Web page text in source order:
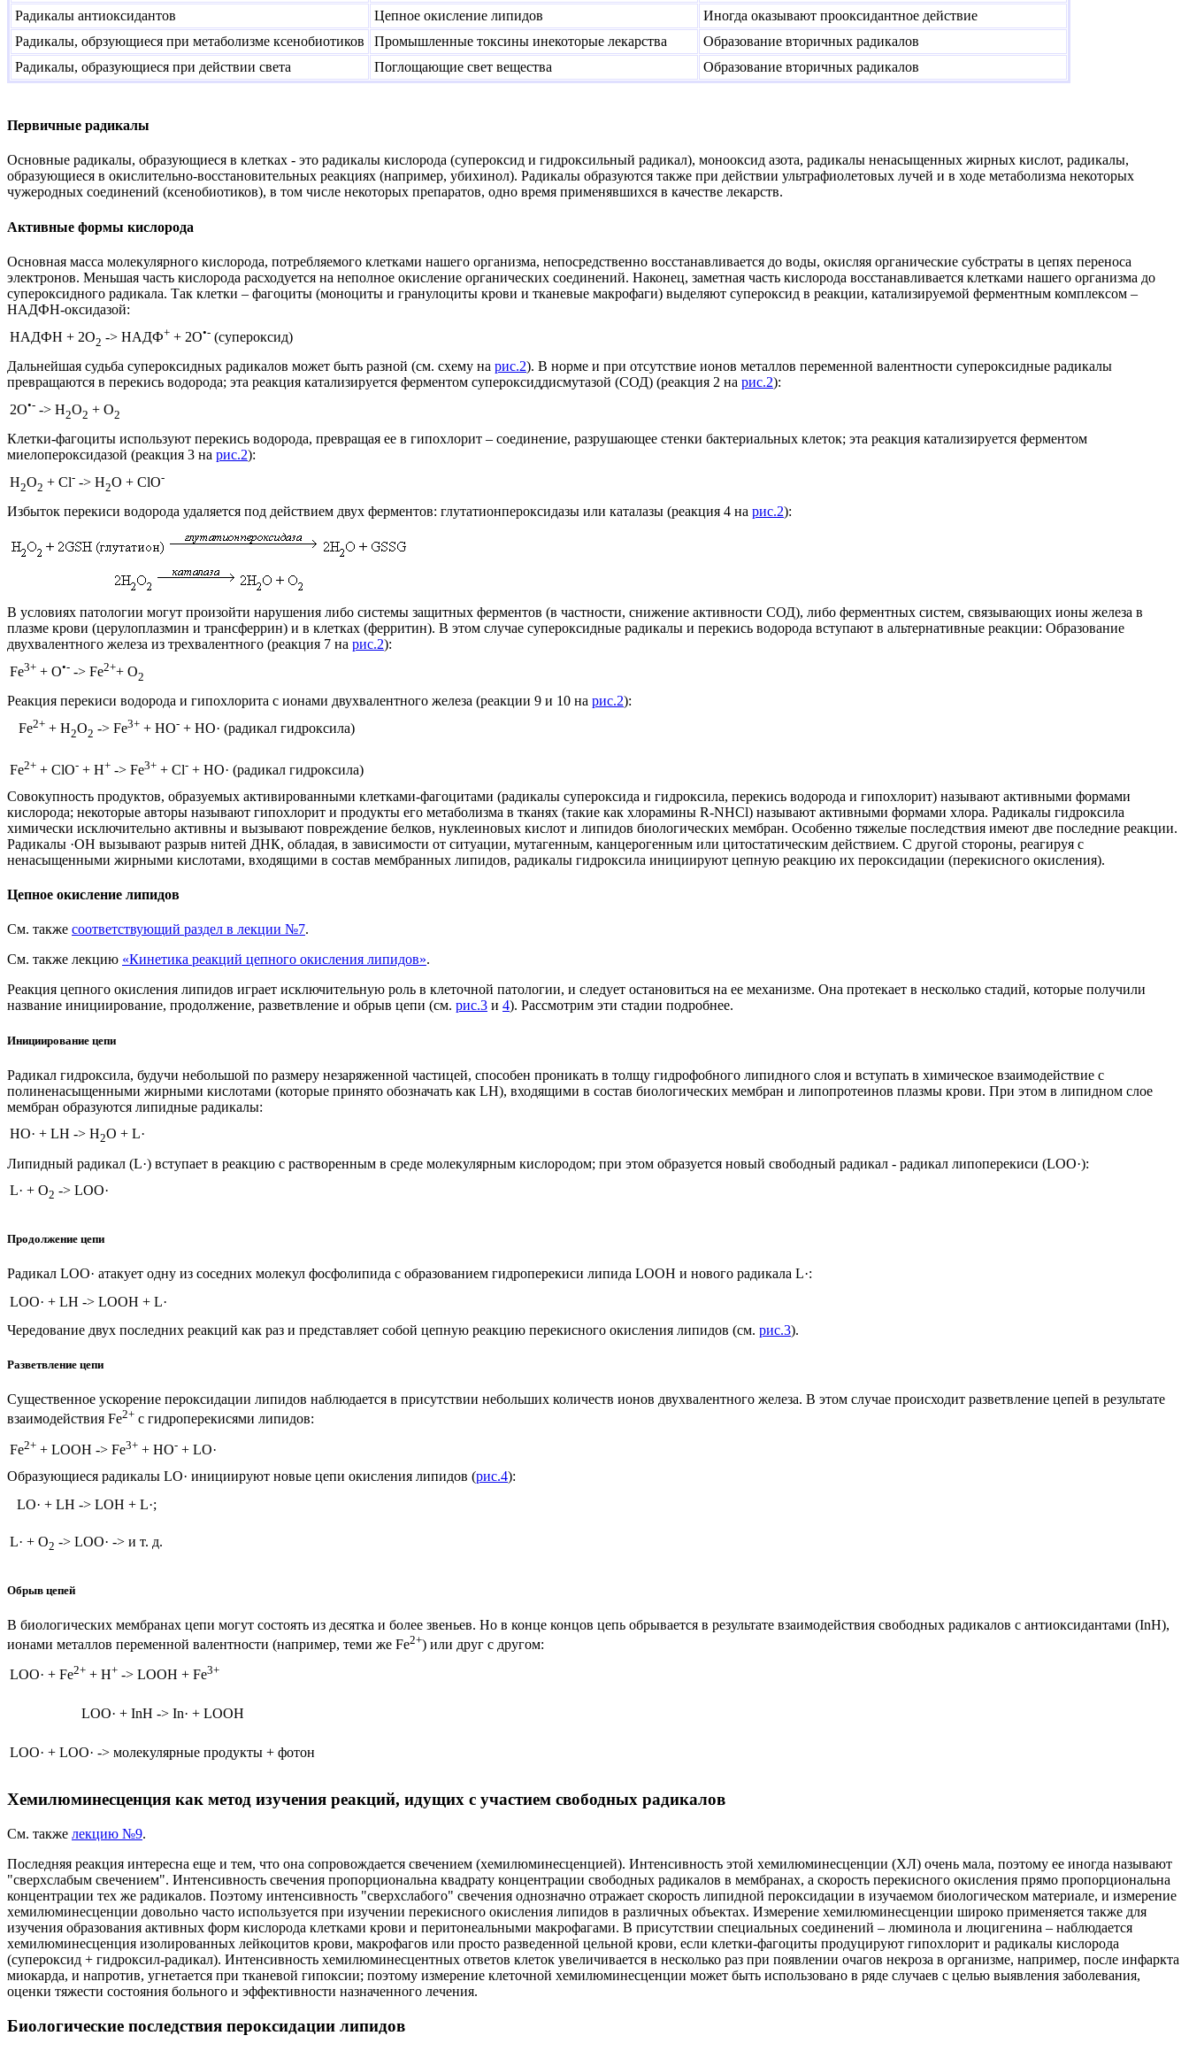
Радикалы антиоксидантов
Цепное окисление липидов
Иногда оказывают прооксидантное действие
Радикалы, обрзующиеся при метаболизме ксенобиотиков
Промышленные токсины инекоторые лекарства
Образование вторичных радикалов
Радикалы, образующиеся при действии света
Поглощающие свет вещества Образование вторичных радикалов
Первичные радикалы
Основные радикалы, образующиеся в клетках - это радикалы кислорода (супероксид и гидроксильный радикал), монооксид азота, радикалы ненасыщенных жирных кислот, радикалы,
образующиеся в окислительно-восстановительных реакциях (например, убихинол). Радикалы образуются также при действии ультрафиолетовых лучей и в ходе метаболизма некоторых
чужеродных соединений (ксенобиотиков), в том числе некоторых препаратов, одно время применявшихся в качестве лекарств.
Активные формы кислорода
Основная масса молекулярного кислорода, потребляемого клетками нашего организма, непосредственно восстанавливается до воды, окисляя органические субстраты в цепях переноса
электронов. Меньшая часть кислорода расходуется на неполное окисление органических соединений. Наконец, заметная часть кислорода восстанавливается клетками нашего организма до
супероксидного радикала. Так клетки – фагоциты (моноциты и гранулоциты крови и тканевые макрофаги) выделяют супероксид в реакции, катализируемой ферментным комплексом –
НАДФН-оксидазой:
НАДФН + 2O2 -> НАДФ+ + 2O•- (супероксид)
Дальнейшая судьба супероксидных радикалов может быть разной (см. схему на рис.2). В норме и при отсутствие ионов металлов переменной валентности супероксидные радикалы
превращаются в перекись водорода; эта реакция катализируется ферментом супероксиддисмутазой (СОД) (реакция 2 на рис.2):
2O•- -> H2O2 + O2
Клетки-фагоциты используют перекись водорода, превращая ее в гипохлорит – соединение, разрушающее стенки бактериальных клеток; эта реакция катализируется ферментом
миелопероксидазой (реакция 3 на рис.2):
H2O2 + Cl- -> H2O + ClO-
Избыток перекиси водорода удаляется под действием двух ферментов: глутатионпероксидазы или каталазы (реакция 4 на рис.2):
В условиях патологии могут произойти нарушения либо системы защитных ферментов (в частности, снижение активности СОД), либо ферментных систем, связывающих ионы железа в
плазме крови (церулоплазмин и трансферрин) и в клетках (ферритин). В этом случае супероксидные радикалы и перекись водорода вступают в альтернативные реакции: Образование
двухвалентного железа из трехвалентного (реакция 7 на рис.2):
Fe3+ + O•- -> Fe2++ O2
Реакция перекиси водорода и гипохлорита с ионами двухвалентного железа (реакции 9 и 10 на рис.2):
Fe2+ + H2O2 -> Fe3+ + HO- + HO· (радикал гидроксила)
Fe2+ + ClO- + H+ -> Fe3+ + Cl- + HO· (радикал гидроксила)
Совокупность продуктов, образуемых активированными клетками-фагоцитами (радикалы супероксида и гидроксила, перекись водорода и гипохлорит) называют активными формами
кислорода; некоторые авторы называют гипохлорит и продукты его метаболизма в тканях (такие как хлорамины R-NHCl) называют активными формами хлора. Радикалы гидроксила
химически исключительно активны и вызывают повреждение белков, нуклеиновых кислот и липидов биологических мембран. Особенно тяжелые последствия имеют две последние реакции.
Радикалы ·OH вызывают разрыв нитей ДНК, обладая, в зависимости от ситуации, мутагенным, канцерогенным или цитостатическим действием. С другой стороны, реагируя с
ненасыщенными жирными кислотами, входящими в состав мембранных липидов, радикалы гидроксила инициируют цепную реакцию их пероксидации (перекисного окисления).
Цепное окисление липидов
См. также соответствующий раздел в лекции №7.
См. также лекцию «Кинетика реакций цепного окисления липидов».
Реакция цепного окисления липидов играет исключительную роль в клеточной патологии, и следует остановиться на ее механизме. Она протекает в несколько стадий, которые получили
название инициирование, продолжение, разветвление и обрыв цепи (см. рис.3 и 4). Рассмотрим эти стадии подробнее.
Инициирование цепи
Радикал гидроксила, будучи небольшой по размеру незаряженной частицей, способен проникать в толщу гидрофобного липидного слоя и вступать в химическое взаимодействие с
полиненасыщенными жирными кислотами (которые принято обозначать как LH), входящими в состав биологических мембран и липопротеинов плазмы крови. При этом в липидном слое
мембран образуются липидные радикалы:
HO· + LH -> H2O + L·
Липидный радикал (L·) вступает в реакцию с растворенным в среде молекулярным кислородом; при этом образуется новый свободный радикал - радикал липоперекиси (LOO·):
L· + O2 -> LOO·
Продолжение цепи
Радикал LOO· атакует одну из соседних молекул фосфолипида с образованием гидроперекиси липида LOOH и нового радикала L·:
LOO· + LH -> LOOH + L·
Чередование двух последних реакций как раз и представляет собой цепную реакцию перекисного окисления липидов (см. рис.3).
Разветвление цепи
Существенное ускорение пероксидации липидов наблюдается в присутствии небольших количеств ионов двухвалентного железа. В этом случае происходит разветвление цепей в результате
взаимодействия Fe2+ c гидроперекисями липидов:
Fe2+ + LOOH -> Fe3+ + HO- + LO·
Образующиеся радикалы LO· инициируют новые цепи окисления липидов (рис.4):
LO· + LH ->LOH + L·;
L· + O2 -> LOO· -> и т. д.
Обрыв цепей
В биологических мембранах цепи могут состоять из десятка и более звеньев. Но в конце концов цепь обрывается в результате взаимодействия свободных радикалов с антиоксидантами (InH),
ионами металлов переменной валентности (например, теми же Fe2+) или друг с другом:
LOO· + Fe2+ + H+ -> LOOH + Fe3+
LOO· + InH ->In· + LOOH
LOO· + LOO· -> молекулярные продукты + фотон
Хемилюминесценция как метод изучения реакций, идущих с участием свободных радикалов
См. также лекцию №9.
Последняя реакция интересна еще и тем, что она сопровождается свечением (хемилюминесценцией). Интенсивность этой хемилюминесценции (ХЛ) очень мала, поэтому ее иногда называют
"сверхслабым свечением". Интенсивность свечения пропорциональна квадрату концентрации свободных радикалов в мембранах, а скорость перекисного окисления прямо пропорциональна
концентрации тех же радикалов. Поэтому интенсивность "сверхслабого" свечения однозначно отражает скорость липидной пероксидации в изучаемом биологическом материале, и измерение
хемилюминесценции довольно часто используется при изучении перекисного окисления липидов в различных объектах. Измерение хемилюминесценции широко применяется также для
изучения образования активных форм кислорода клетками крови и перитонеальными макрофагами. В присутствии специальных соединений – люминола и люцигенина – наблюдается
хемилюминесценция изолированных лейкоцитов крови, макрофагов или просто разведенной цельной крови, если клетки-фагоциты продуцируют гипохлорит и радикалы кислорода
(супероксид + гидроксил-радикал). Интенсивность хемилюминесцентных ответов клеток увеличивается в несколько раз при появлении очагов некроза в организме, например, после инфаркта
миокарда, и напротив, угнетается при тканевой гипоксии; поэтому измерение клеточной хемилюминесценции может быть использовано в ряде случаев с целью выявления заболевания,
оценки тяжести состояния больного и эффективности назначенного лечения.
Биологические последствия пероксидации липидов